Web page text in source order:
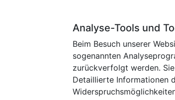
Analyse-Tools und
Beim Besuch unserer
sogenannten
zurückverfolgt werden.
Detaillierte Informationen